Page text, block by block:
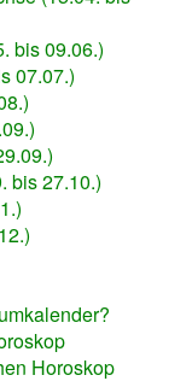
bis 09.06.)
07.07.)
bis 27.10.)
Horoskop